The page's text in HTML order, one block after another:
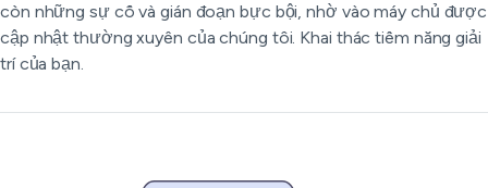
còn những sự cố và gián đoạn bực bội, nhờ vào máy chủ được
cập nhật thường xuyên của chúng tôi. Khai thác tiềm năng giải
trí của bạn.